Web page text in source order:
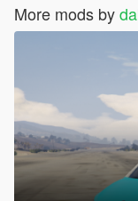
More mods by